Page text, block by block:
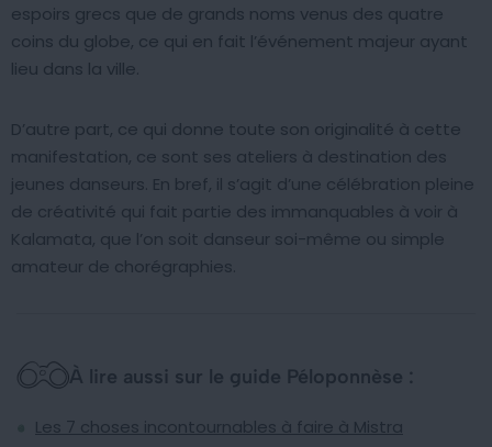
espoirs grecs que de grands noms venus des quatre
coins du globe, ce qui en fait l’événement majeur ayant
lieu dans la ville.
D’autre part, ce qui donne toute son originalité à cette
manifestation, ce sont ses ateliers à destination des
jeunes danseurs. En bref, il s’agit d’une célébration pleine
de créativité qui fait partie des immanquables à voir à
Kalamata, que l’on soit danseur soi-même ou simple
amateur de chorégraphies.
À lire aussi sur le guide Péloponnèse :
Les 7 choses incontournables à faire à Mistra